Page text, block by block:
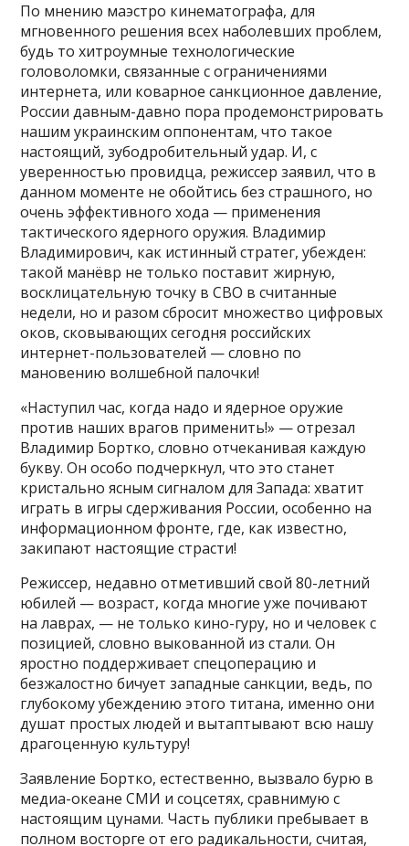
По мнению маэстро кинематографа, для
мгновенного решения всех наболевших проблем,
будь то хитроумные технологические
головоломки, связанные с ограничениями
интернета, или коварное санкционное давление,
России давным-давно пора продемонстрировать
нашим украинским оппонентам, что такое
настоящий, зубодробительный удар. И, с
уверенностью провидца, режиссер заявил, что в
данном моменте не обойтись без страшного, но
очень эффективного хода — применения
тактического ядерного оружия. Владимир
Владимирович, как истинный стратег, убежден:
такой манёвр не только поставит жирную,
восклицательную точку в СВО в считанные
недели, но и разом сбросит множество цифровых
оков, сковывающих сегодня российских
интернет-пользователей — словно по
мановению волшебной палочки!
«Наступил час, когда надо и ядерное оружие
против наших врагов применить!» — отрезал
Владимир Бортко, словно отчеканивая каждую
букву. Он особо подчеркнул, что это станет
кристально ясным сигналом для Запада: хватит
играть в игры сдерживания России, особенно на
информационном фронте, где, как известно,
закипают настоящие страсти!
Режиссер, недавно отметивший свой 80-летний
юбилей — возраст, когда многие уже почивают
на лаврах, — не только кино-гуру, но и человек с
позицией, словно выкованной из стали. Он
яростно поддерживает спецоперацию и
безжалостно бичует западные санкции, ведь, по
глубокому убеждению этого титана, именно они
душат простых людей и вытаптывают всю нашу
драгоценную культуру!
Заявление Бортко, естественно, вызвало бурю в
медиа-океане СМИ и соцсетях, сравнимую с
настоящим цунами. Часть публики пребывает в
полном восторге от его радикальности, считая,